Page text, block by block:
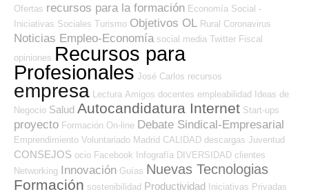
Ofertas recursos para la formación Economía Social -
Iniciativas Sociales Turismo Objetivos OL Rural Coronavirus
Noticias Empleo-Economía social media Twitter Fiscal
opiniones Recursos para
Profesionales José Carlos recursos
empresa Lectura Amigos docentes empleabilidad Ideas de
Negocio Salud Autocandidatura Internet Start-ups
proyecto Formación On-line Debate Sindical-Empresarial
Emprendimiento Voluntariado Madrid CALIDAD descargas Juventud
CONSEJOS ocio Facebook Infografía DIVERSIDAD clientes
Networking Innovación Guías Nuevas Tecnologias
Formación sostenibilidad Productividad Iniciativas Privadas